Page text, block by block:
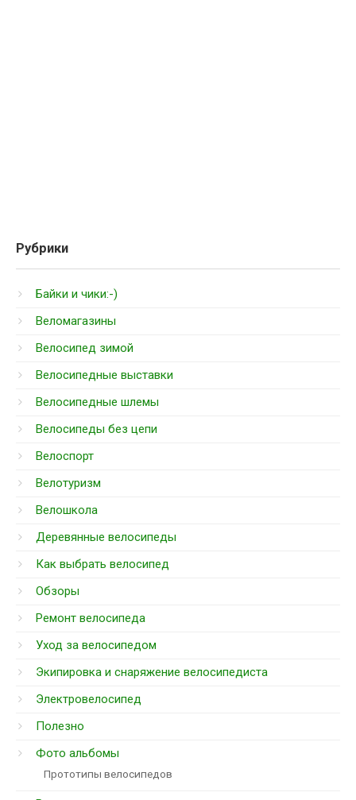
Рубрики
Байки и чики:-)
Веломагазины
Велосипед зимой
Велосипедные выставки
Велосипедные шлемы
Велосипеды без цепи
Велоспорт
Велотуризм
Велошкола
Деревянные велосипеды
Как выбрать велосипед
Обзоры
Ремонт велосипеда
Уход за велосипедом
Экипировка и снаряжение велосипедиста
Электровелосипед
Полезно
Фото альбомы
Прототипы велосипедов